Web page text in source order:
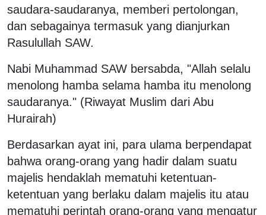
saudara-saudaranya, memberi pertolongan,
dan sebagainya termasuk yang dianjurkan
Rasulullah SAW.
Nabi Muhammad SAW bersabda, "Allah selalu
menolong hamba selama hamba itu menolong
saudaranya." (Riwayat Muslim dari Abu
Hurairah)
Berdasarkan ayat ini, para ulama berpendapat
bahwa orang-orang yang hadir dalam suatu
majelis hendaklah mematuhi ketentuan-
ketentuan yang berlaku dalam majelis itu atau
mematuhi perintah orang-orang yang mengatur